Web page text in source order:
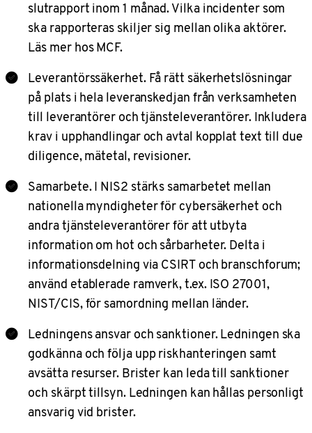
slutrapport inom 1 månad. Vilka incidenter som
ska rapporteras skiljer sig mellan olika aktörer.
Läs mer hos MCF.
Leverantörssäkerhet. Få rätt säkerhetslösningar
på plats i hela leveranskedjan från verksamheten
till leverantörer och tjänsteleverantörer. Inkludera
krav i upphandlingar och avtal kopplat text till due
diligence, mätetal, revisioner.
Samarbete. I NIS2 stärks samarbetet mellan
nationella myndigheter för cybersäkerhet och
andra tjänsteleverantörer för att utbyta
information om hot och sårbarheter. Delta i
informationsdelning via CSIRT och branschforum;
använd etablerade ramverk, t.ex. ISO 27001,
NIST/CIS, för samordning mellan länder.
Ledningens ansvar och sanktioner. Ledningen ska
godkänna och följa upp riskhanteringen samt
avsätta resurser. Brister kan leda till sanktioner
och skärpt tillsyn. Ledningen kan hållas personligt
ansvarig vid brister.